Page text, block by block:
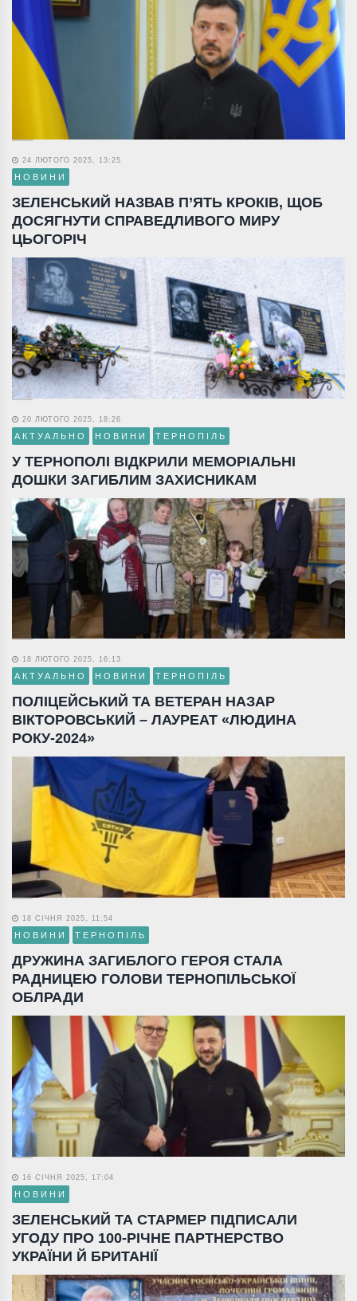
24 ЛЮТОГО 2025, 13:25
НОВИНИ
ЗЕЛЕНСЬКИЙ НАЗВАВ П’ЯТЬ КРОКІВ, ЩОБ
ДОСЯГНУТИ СПРАВЕДЛИВОГО МИРУ
ЦЬОГОРІЧ
20 ЛЮТОГО 2025, 18:26
АКТУАЛЬНО НОВИНИ ТЕРНОПІЛЬ
У ТЕРНОПОЛІ ВІДКРИЛИ МЕМОРІАЛЬНІ
ДОШКИ ЗАГИБЛИМ ЗАХИСНИКАМ
18 ЛЮТОГО 2025, 16:13
АКТУАЛЬНО НОВИНИ ТЕРНОПІЛЬ
ПОЛІЦЕЙСЬКИЙ ТА ВЕТЕРАН НАЗАР
ВІКТОРОВСЬКИЙ – ЛАУРЕАТ «ЛЮДИНА
РОКУ-2024»
18 СІЧНЯ 2025, 11:54
НОВИНИ ТЕРНОПІЛЬ
ДРУЖИНА ЗАГИБЛОГО ГЕРОЯ СТАЛА
РАДНИЦЕЮ ГОЛОВИ ТЕРНОПІЛЬСЬКОЇ
ОБЛРАДИ
16 СІЧНЯ 2025, 17:04
НОВИНИ
ЗЕЛЕНСЬКИЙ ТА СТАРМЕР ПІДПИСАЛИ
УГОДУ ПРО 100-РІЧНЕ ПАРТНЕРСТВО
УКРАЇНИ Й БРИТАНІЇ